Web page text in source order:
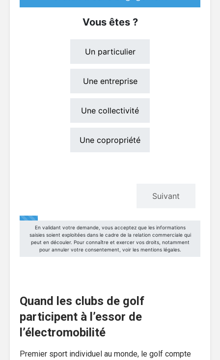
Quand les clubs de golf
participent à l’essor de
l’électromobilité
Premier sport individuel au monde, le golf compte